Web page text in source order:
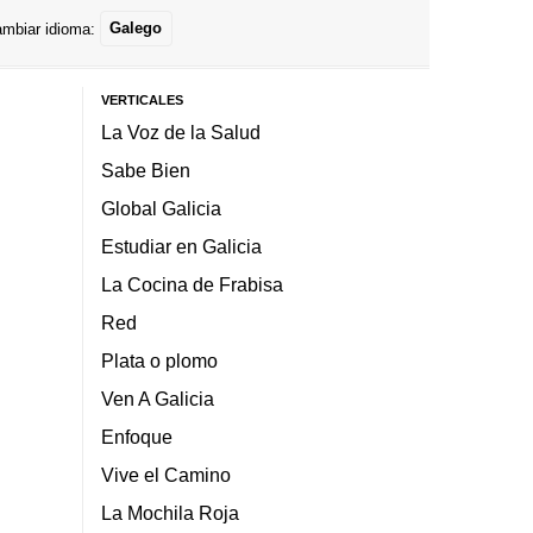
idioma: Galego
VERTICALES
La Voz de la Salud
Sabe Bien
Global Galicia
Estudiar en Galicia
La Cocina de Frabisa
Red
Plata o plomo
Ven A Galicia
Enfoque
Vive el Camino
La Mochila Roja